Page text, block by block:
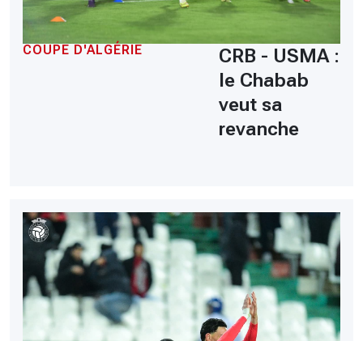
COUPE D'ALGÉRIE
CRB - USMA :
le Chabab
veut sa
revanche